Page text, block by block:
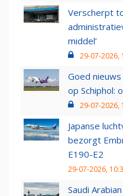
Verscherpt
middel’
29-07-2026,
Goed
op Schiphol:
29-07-2026,
Japanse
bezorgt
E190-E2
29-07-2026,
Saudi